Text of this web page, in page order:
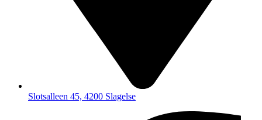
Slotsalleen 45, 4200 Slagelse